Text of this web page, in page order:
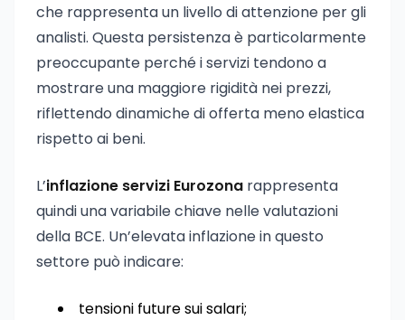
che rappresenta un livello di attenzione per gli
analisti. Questa persistenza è particolarmente
preoccupante perché i servizi tendono a
mostrare una maggiore rigidità nei prezzi,
riflettendo dinamiche di offerta meno elastica
rispetto ai beni.
L’inflazione servizi Eurozona rappresenta
quindi una variabile chiave nelle valutazioni
della BCE. Un’elevata inflazione in questo
settore può indicare:
tensioni future sui salari;